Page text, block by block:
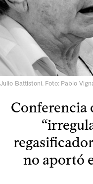
Julio Battistoni. Foto: Pablo
Conferencia
no aportó